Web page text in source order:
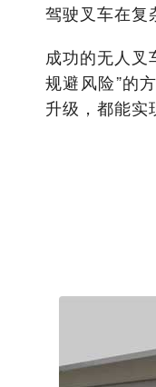
驾驶叉车在复
成功的无人
规避风险”的
升级，都能实